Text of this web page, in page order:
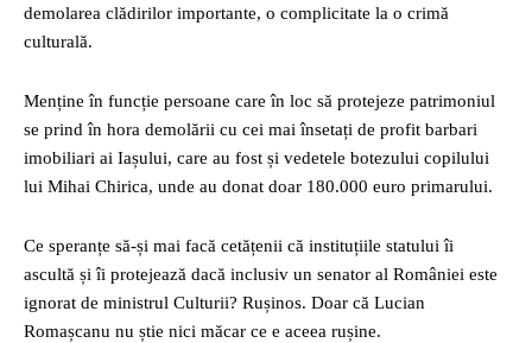
demolarea clădirilor importante, o complicitate la o crimă
culturală.
Menține în funcție persoane care în loc să protejeze patrimoniul
se prind în hora demolării cu cei mai însetați de profit barbari
imobiliari ai Iașului, care au fost și vedetele botezului copilului
lui Mihai Chirica, unde au donat doar 180.000 euro primarului.
Ce speranțe să-și mai facă cetățenii că instituțiile statului îi
ascultă și îi protejează dacă inclusiv un senator al României este
ignorat de ministrul Culturii? Rușinos. Doar că Lucian
Romașcanu nu știe nici măcar ce e aceea rușine.